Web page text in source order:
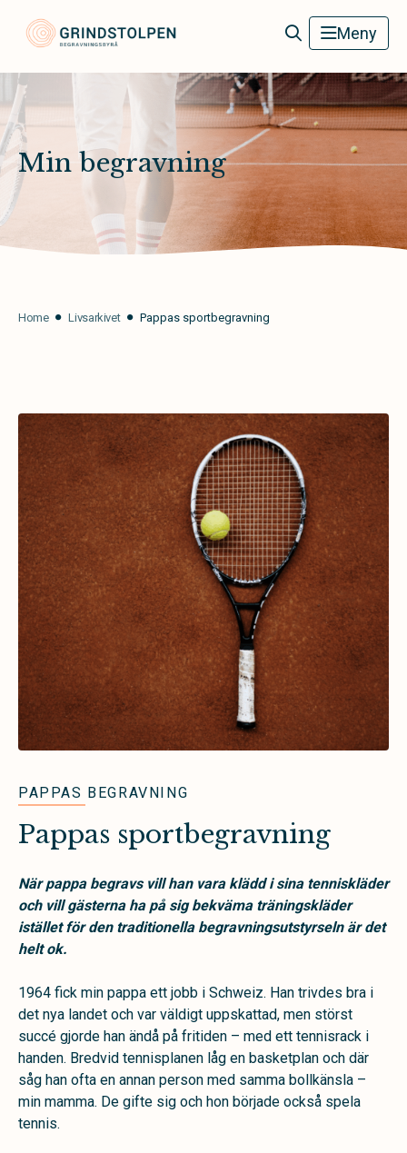
Grindstolpens Begravningsbyrå
Meny
Min begravning
Home Livsarkivet Pappas sportbegravning
PAPPAS BEGRAVNING
Pappas sportbegravning
När pappa begravs vill han vara klädd i sina tenniskläder
och vill gästerna ha på sig bekväma träningskläder
istället för den traditionella begravningsutstyrseln är det
helt ok.
1964 fick min pappa ett jobb i Schweiz. Han trivdes bra i
det nya landet och var väldigt uppskattad, men störst
succé gjorde han ändå på fritiden – med ett tennisrack i
handen. Bredvid tennisplanen låg en basketplan och där
såg han ofta en annan person med samma bollkänsla –
min mamma. De gifte sig och hon började också spela
tennis.